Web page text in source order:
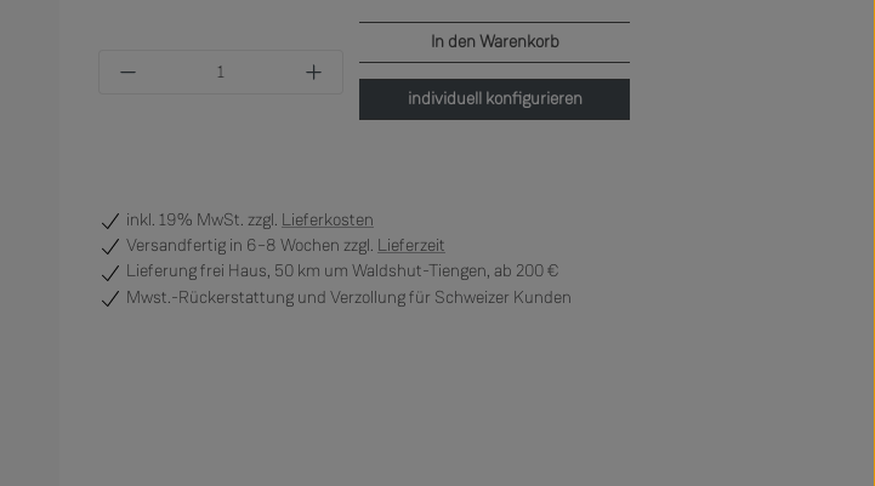
Produkt Anzahl: Gib den gewünschten Wert ein oder
In den Warenkorb
individuell konfigurieren
inkl. 19% MwSt. zzgl. Lieferkosten
Versandfertig in 6–8 Wochen zzgl. Lieferzeit
Lieferung frei Haus, 50 km um Waldshut-Tiengen, ab 200 €
Mwst.-Rückerstattung und Verzollung für Schweizer Kunden